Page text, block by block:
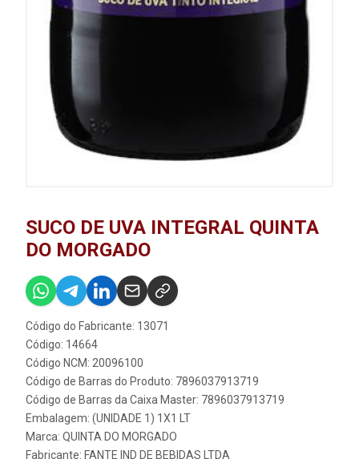
SUCO DE UVA INTEGRAL QUINTA
DO MORGADO
Código do Fabricante: 13071
Código: 14664
Código NCM: 20096100
Código de Barras do Produto: 7896037913719
Código de Barras da Caixa Master: 7896037913719
Embalagem: (UNIDADE 1) 1X1 LT
Marca: QUINTA DO MORGADO
Fabricante: FANTE IND DE BEBIDAS LTDA